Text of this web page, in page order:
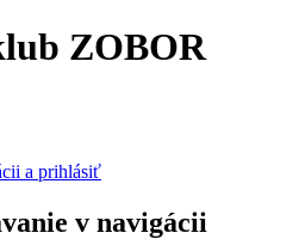
ZOBOR
a prihlásiť
v navigácii